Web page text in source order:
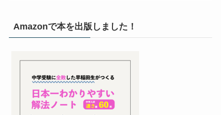
Amazonで本を出版しました！